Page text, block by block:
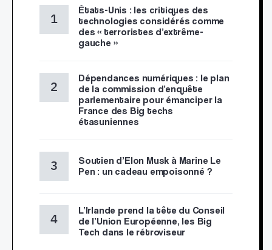
États-Unis : les critiques des
technologies considérés comme
des « terroristes d’extrême-
gauche »
Dépendances numériques : le plan
de la commission d’enquête
parlementaire pour émanciper la
France des Big techs
étasuniennes
Soutien d’Elon Musk à Marine Le
Pen : un cadeau empoisonné ?
L’Irlande prend la tête du Conseil
de l’Union Européenne, les Big
Tech dans le rétroviseur